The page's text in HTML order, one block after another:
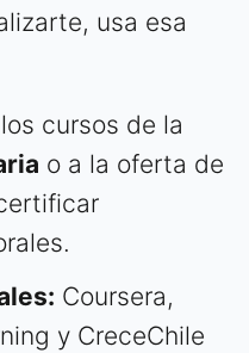
usa esa
cursos de la
o a la oferta de
Coursera,
y CreceChile